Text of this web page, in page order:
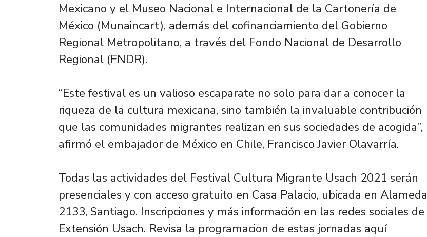
Mexicano y el Museo Nacional e Internacional de la Cartonería de
México (Munaincart), además del cofinanciamiento del Gobierno
Regional Metropolitano, a través del Fondo Nacional de Desarrollo
Regional (FNDR).
“Este festival es un valioso escaparate no solo para dar a conocer la
riqueza de la cultura mexicana, sino también la invaluable contribución
que las comunidades migrantes realizan en sus sociedades de acogida”,
afirmó el embajador de México en Chile, Francisco Javier Olavarría.
Todas las actividades del Festival Cultura Migrante Usach 2021 serán
presenciales y con acceso gratuito en Casa Palacio, ubicada en Alameda
2133, Santiago. Inscripciones y más información en las redes sociales de
Extensión Usach. Revisa la programacion de estas jornadas aquí